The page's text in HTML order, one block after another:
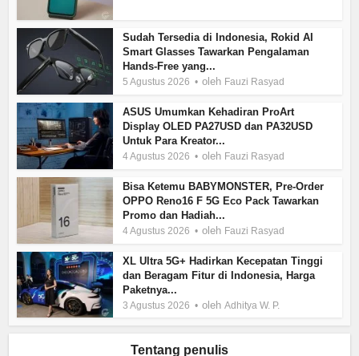
Sudah Tersedia di Indonesia, Rokid AI
Smart Glasses Tawarkan Pengalaman
Hands-Free yang...
5 Agustus 2026 oleh Fauzi Rasyad
ASUS Umumkan Kehadiran ProArt
Display OLED PA27USD dan PA32USD
Untuk Para Kreator...
4 Agustus 2026 oleh Fauzi Rasyad
Bisa Ketemu BABYMONSTER, Pre-Order
OPPO Reno16 F 5G Eco Pack Tawarkan
Promo dan Hadiah...
4 Agustus 2026 oleh Fauzi Rasyad
XL Ultra 5G+ Hadirkan Kecepatan Tinggi
dan Beragam Fitur di Indonesia, Harga
Paketnya...
3 Agustus 2026 olehAdhitya W. P.
Tentang penulis